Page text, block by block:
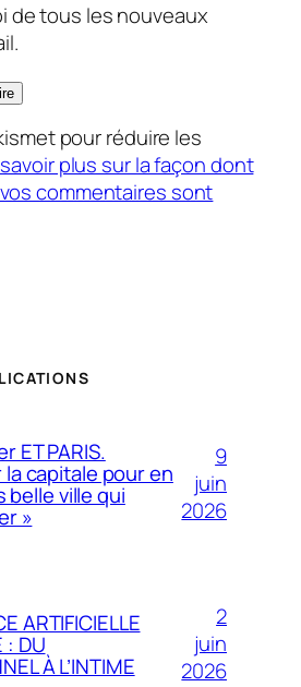
de tous les nouveaux
pour réduire les
plus sur la façon dont
commentaires sont
ET PARIS.
capitale pour en
belle ville qui
»
9
juin
2026
ARTIFICIELLE
: DU
À L’INTIME
2
juin
2026